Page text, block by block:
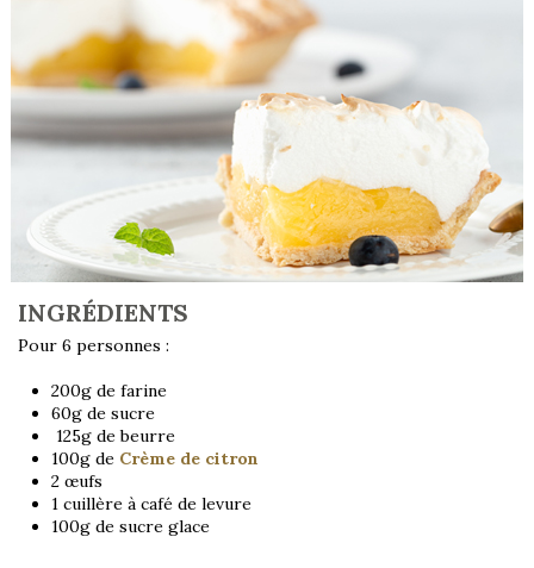
INGRÉDIENTS
Pour 6 personnes :
200g de farine
60g de sucre
125g de beurre
100g de Crème de citron
2 œufs
1 cuillère à café de levure
100g de sucre glace